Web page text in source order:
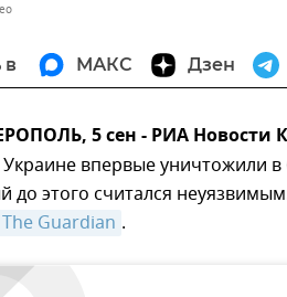
в МАКС Дзен
5 сен - РИА Новости
впервые уничтожили
до этого считался
The Guardian .